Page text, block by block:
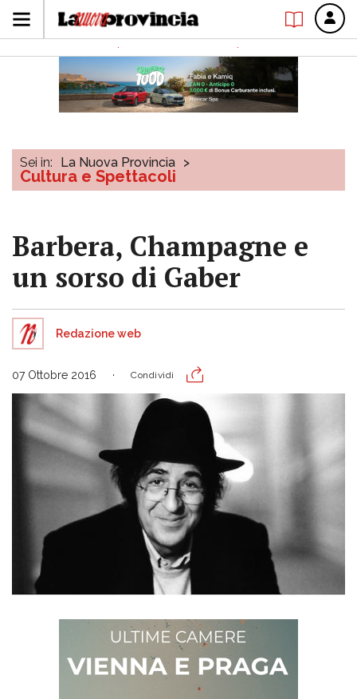
Sei in: La Nuova Provincia >
Cultura e Spettacoli
Barbera, Champagne e
un sorso di Gaber
Redazione web
07 Ottobre 2016 Condividi